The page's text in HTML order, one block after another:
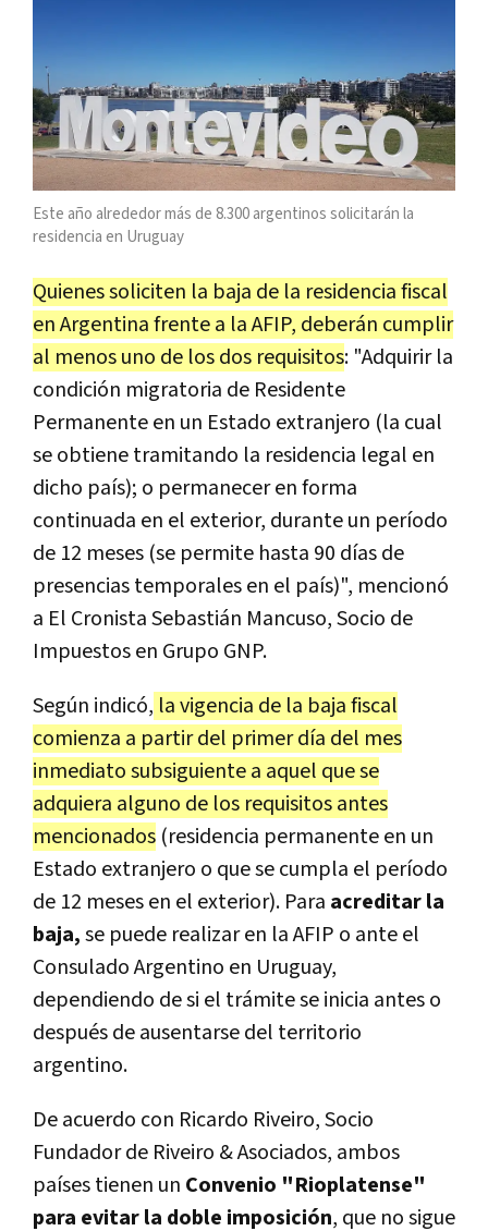
Este año alrededor más de 8.300 argentinos solicitarán la
residencia en Uruguay
Quienes soliciten la baja de la residencia fiscal
en Argentina frente a la AFIP, deberán cumplir
al menos uno de los dos requisitos: "Adquirir la
condición migratoria de Residente
Permanente en un Estado extranjero (la cual
se obtiene tramitando la residencia legal en
dicho país); o permanecer en forma
continuada en el exterior, durante un período
de 12 meses (se permite hasta 90 días de
presencias temporales en el país)", mencionó
a El Cronista Sebastián Mancuso, Socio de
Impuestos en Grupo GNP.
Según indicó, la vigencia de la baja fiscal
comienza a partir del primer día del mes
inmediato subsiguiente a aquel que se
adquiera alguno de los requisitos antes
mencionados (residencia permanente en un
Estado extranjero o que se cumpla el período
de 12 meses en el exterior). Para acreditar la
baja,se puede realizar en la AFIP o ante el
Consulado Argentino en Uruguay,
dependiendo de si el trámite se inicia antes o
después de ausentarse del territorio
argentino.
De acuerdo con Ricardo Riveiro, Socio
Fundador de Riveiro & Asociados, ambos
países tienen un Convenio "Rioplatense"
para evitar la doble imposición, que no sigue